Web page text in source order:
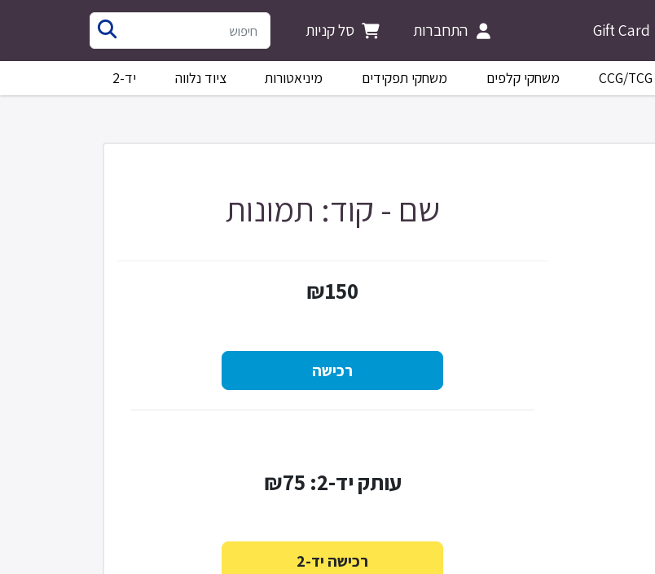
Gift Card התחברות סל קניות
CCG/TCG משחקי קלפים משחקי תפקידים מיניאטורות ציוד נלווה יד-2
שם - קוד: תמונות
₪150
עותק יד-2: ₪75